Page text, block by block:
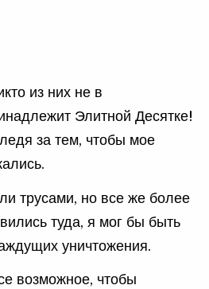
из них не в
Элитной Десятке!
за тем, чтобы мое
трусами, но все же более
туда, я мог бы быть
уничтожения.
возможное, чтобы